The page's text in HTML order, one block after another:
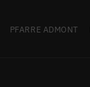
PFARRE ADMONT